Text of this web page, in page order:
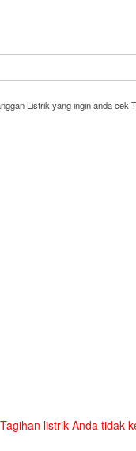
Listrik yang ingin anda cek
listrik Anda tidak